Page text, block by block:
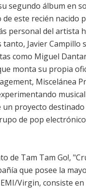
segundo álbum en
este recién nacido
personal del artista
Javier Campillo
como Miguel
monta su propia
Miscelánea
proyecto destinado
de pop
de Tam Tam Go!,
que posee la
Virgin, consiste en